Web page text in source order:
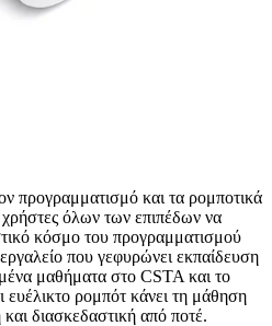
προγραμματισμό και τα ρομποτικά
χρήστες όλων των επιπέδων να
κόσμο του προγραμματισμού
που γεφυρώνει εκπαίδευση
μαθήματα στο CSTA και το
ρομπότ κάνει τη μάθηση
και διασκεδαστική από ποτέ.